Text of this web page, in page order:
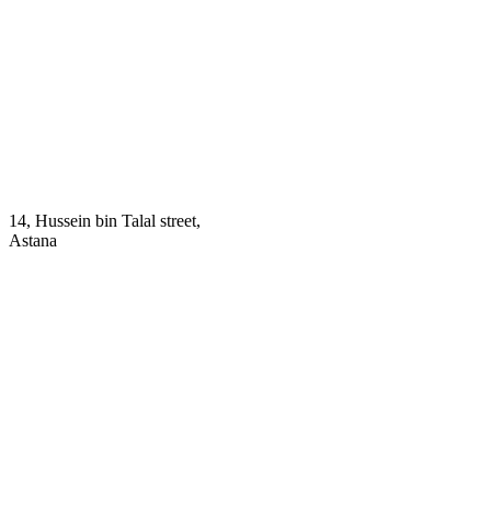
14, Hussein bin Talal street,
Astana